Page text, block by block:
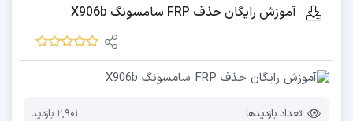
آموزش رایگان حذف FRP سامسونگ X906b
تعداد بازدیدها 2,901 بازدید